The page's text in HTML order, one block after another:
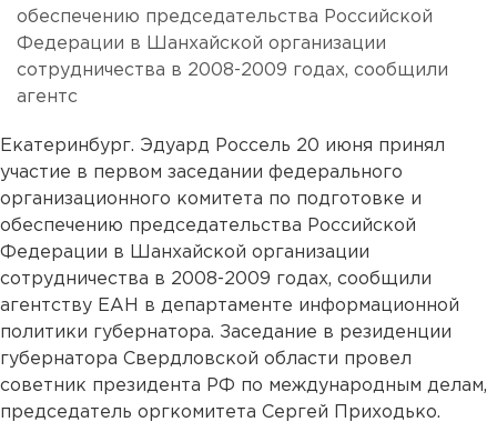
обеспечению председательства Российской
Федерации в Шанхайской организации
сотрудничества в 2008-2009 годах, сообщили
агентс
Екатеринбург. Эдуард Россель 20 июня принял
участие в первом заседании федерального
организационного комитета по подготовке и
обеспечению председательства Российской
Федерации в Шанхайской организации
сотрудничества в 2008-2009 годах, сообщили
агентству ЕАН в департаменте информационной
политики губернатора. Заседание в резиденции
губернатора Свердловской области провел
советник президента РФ по международным делам,
председатель оргкомитета Сергей Приходько.